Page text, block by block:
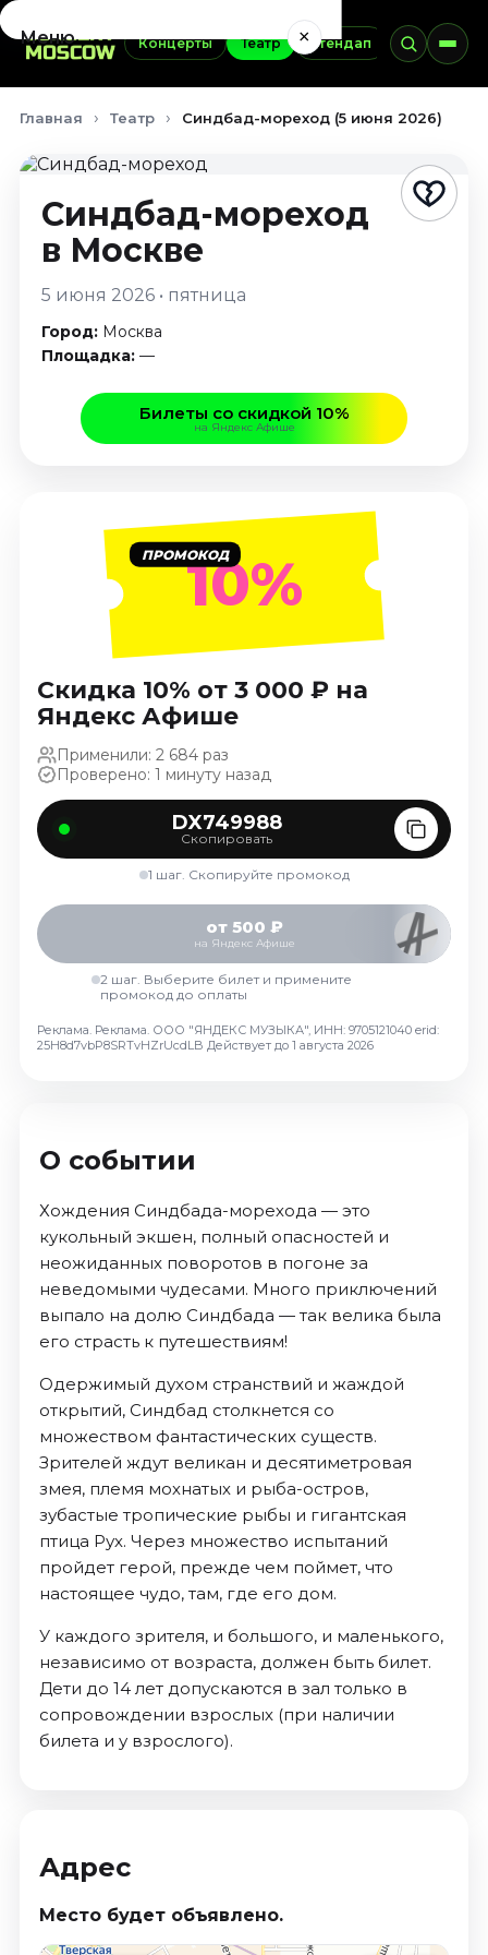
Концерты Театр Стендап Выставки
Меню ×
Сентябрь 2026
Ноябрь 2026
Декабрь 2026
Август 2026
Октябрь 2026
Ноябрь 2026
Август 2026
Сентябрь 2026
Октябрь 2026
Ноябрь 2026
Декабрь 2026
Выставки
Август 2026
Сентябрь 2026
Октябрь 2026
Декабрь 2026
Экскурсии
Сентябрь 2026
Октябрь 2026
Спорт
События
Август 2026
Сентябрь 2026
Октябрь 2026
Ноябрь 2026
Декабрь 2026
Январь 2027
Площадки
Главная Театр Синдбад-мореход (5 июня 2026)
Синдбад-мореход
в Москве
5 июня 2026 • пятница
Город: Москва
Площадка:—
Билеты со скидкой 10%
на Яндекс Афише
ПРОМОКОД10%
Скидка 10% от 3 000 ₽ на
Яндекс Афише
Применили: 2 684 раз
Проверено: 1 минуту назад
DX749988
Скопировать
1 шаг. Скопируйте промокод
от 500 ₽
на Яндекс Афише
2 шаг. Выберите билет и примените
промокод до оплаты
Реклама. Реклама. ООО "ЯНДЕКС МУЗЫКА", ИНН: 9705121040 erid:
25H8d7vbP8SRTvHZrUcdLB Действует до 1 августа 2026
О событии
Хождения Синдбада-морехода — это
кукольный экшен, полный опасностей и
неожиданных поворотов в погоне за
неведомыми чудесами. Много приключений
выпало на долю Синдбада — так велика была
его страсть к путешествиям!
Одержимый духом странствий и жаждой
открытий, Синдбад столкнется со
множеством фантастических существ.
Зрителей ждут великан и десятиметровая
змея, племя мохнатых и рыба-остров,
зубастые тропические рыбы и гигантская
птица Рух. Через множество испытаний
пройдет герой, прежде чем поймет, что
настоящее чудо, там, где его дом.
У каждого зрителя, и большого, и маленького,
независимо от возраста, должен быть билет.
Дети до 14 лет допускаются в зал только в
сопровождении взрослых (при наличии
билета и у взрослого).
Адрес
Место будет объявлено.